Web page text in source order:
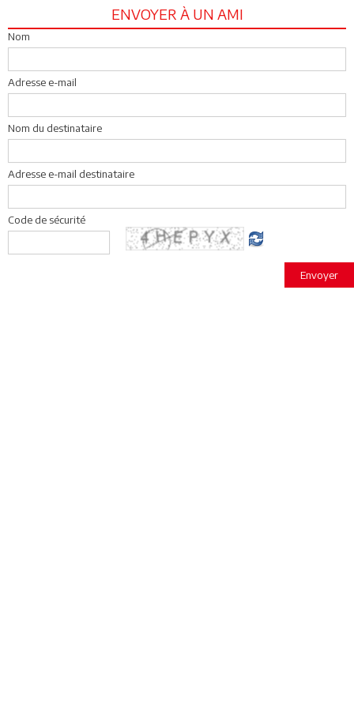
ENVOYER À UN AMI
Nom
Adresse e-mail
Nom du destinataire
Adresse e-mail destinataire
Code de sécurité
Envoyer